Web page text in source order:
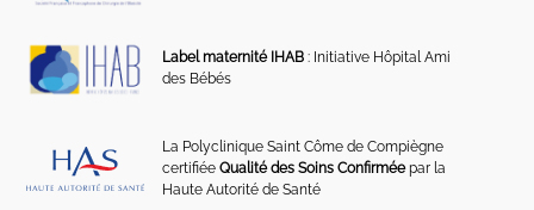
Label maternité IHAB : Initiative Hôpital Ami
des Bébés
La Polyclinique Saint Côme de Compiègne
certifiéeQualité des Soins Confirméepar la
Haute Autorité de Santé